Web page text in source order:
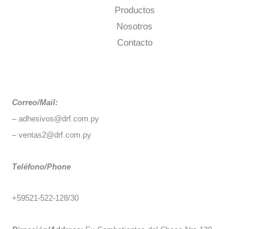
Productos
Nosotros
Contacto
Correo/Mail:
– adhesivos@drf.com.py
– ventas2@drf.com.py
Teléfono/Phone
+59521-522-128/30